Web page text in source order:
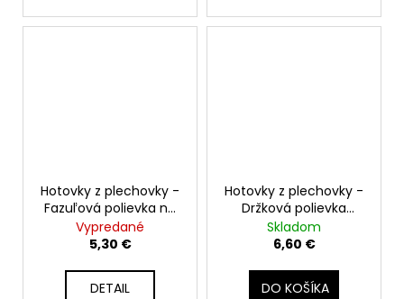
Hotovky z plechovky -
Fazuľová polievka na
kyslo 400g
Vypredané
5,30 €
DETAIL
Hotovky z plechovky -
Držková polievka
desiatová 400g
Skladom
6,60 €
DO KOŠÍKA